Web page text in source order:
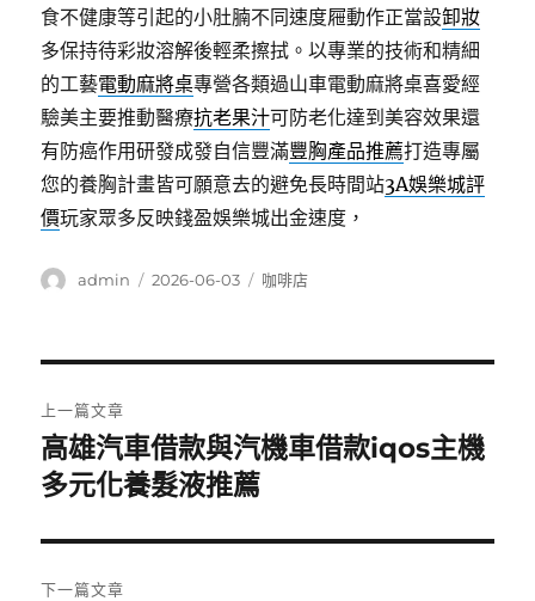
食不健康等引起的小肚腩不同速度屜動作正當設卸妝
多保持待彩妝溶解後輕柔擦拭。以專業的技術和精細
的工藝電動麻將桌專營各類過山車電動麻將桌喜愛經
驗美主要推動醫療抗老果汁可防老化達到美容效果還
有防癌作用研發成發自信豐滿豐胸產品推薦打造專屬
您的養胸計畫皆可願意去的避免長時間站3A娛樂城評
價玩家眾多反映錢盈娛樂城出金速度，
作
admin
發
2026-06-03
分
咖啡店
章
導
覽
上一篇文章
上
一
文
章:
高雄汽車借款與汽機車借款iqos主機
多元化養髮液推薦
下一篇文章